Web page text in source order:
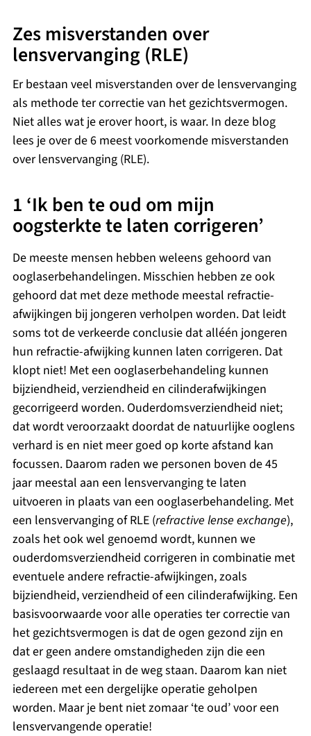
Zes misverstanden over
lensvervanging (RLE)
Er bestaan veel misverstanden over de lensvervanging
als methode ter correctie van het gezichtsvermogen.
Niet alles wat je erover hoort, is waar. In deze blog
lees je over de 6 meest voorkomende misverstanden
over lensvervanging (RLE).
1 ‘Ik ben te oud om mijn
oogsterkte te laten corrigeren’
De meeste mensen hebben weleens gehoord van
ooglaserbehandelingen. Misschien hebben ze ook
gehoord dat met deze methode meestal refractie-
afwijkingen bij jongeren verholpen worden. Dat leidt
soms tot de verkeerde conclusie dat alléén jongeren
hun refractie-afwijking kunnen laten corrigeren. Dat
klopt niet! Met een ooglaserbehandeling kunnen
bijziendheid, verziendheid en cilinderafwijkingen
gecorrigeerd worden. Ouderdomsverziendheid niet;
dat wordt veroorzaakt doordat de natuurlijke ooglens
verhard is en niet meer goed op korte afstand kan
focussen. Daarom raden we personen boven de 45
jaar meestal aan een lensvervanging te laten
uitvoeren in plaats van een ooglaserbehandeling. Met
een lensvervanging of RLE (refractive lense exchange),
zoals het ook wel genoemd wordt, kunnen we
ouderdomsverziendheid corrigeren in combinatie met
eventuele andere refractie-afwijkingen, zoals
bijziendheid, verziendheid of een cilinderafwijking. Een
basisvoorwaarde voor alle operaties ter correctie van
het gezichtsvermogen is dat de ogen gezond zijn en
dat er geen andere omstandigheden zijn die een
geslaagd resultaat in de weg staan. Daarom kan niet
iedereen met een dergelijke operatie geholpen
worden. Maar je bent niet zomaar ‘te oud’ voor een
lensvervangende operatie!